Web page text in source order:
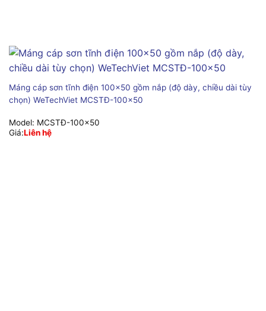
Máng cáp sơn tĩnh điện 100×50 gồm nắp (độ dày, chiều dài tùy
chọn) WeTechViet MCSTĐ-100×50
Model: MCSTĐ-100x50
Giá:Liên hệ